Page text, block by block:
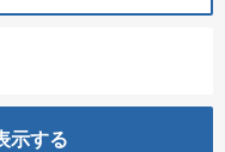
示する